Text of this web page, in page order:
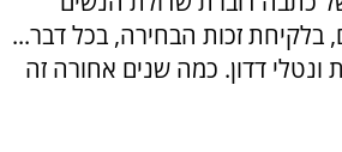
הנשים, בלקיחת זכות הבחירה, בכל דבר...
דדון. כמה שנים אחורה זה